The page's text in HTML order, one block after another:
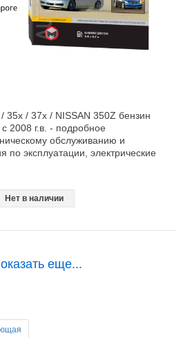
35x / 37x / NISSAN 350Z бензин
2008 г.в. - подробное
обслуживанию и
по эксплуатации, электрические
Нет в наличии
еще...